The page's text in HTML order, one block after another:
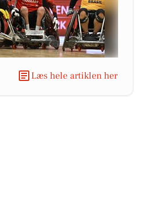
Læs hele artiklen her